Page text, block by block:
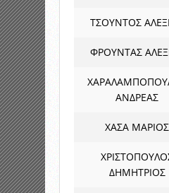
ΤΣΟΥΝΤΟΣ
ΦΡΟΥΝΤΑΣ
ΑΝΔΡΕΑΣ
ΧΑΣΑ ΜΑΡΙΟΣ
ΔΗΜΗΤΡΙΟΣ